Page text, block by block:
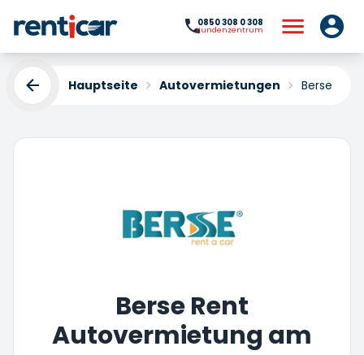
0850 308 0 308
Kundenzentrum
Hauptseite Autovermietungen Berse Rent
Berse Rent
Autovermietung am